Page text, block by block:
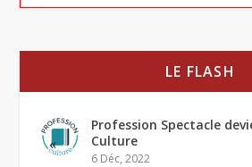
LE FLASH
Profession Spectacle
Culture
6 Déc, 2022